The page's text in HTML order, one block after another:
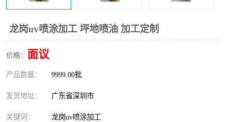
龙岗uv喷涂加工 坪地喷油 加工定制
价格： 面议
产品数量： 9999.00批
发货地址： 广东省深圳市
关键词： 龙岗uv喷涂加工